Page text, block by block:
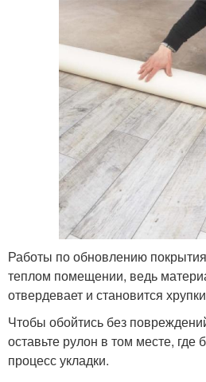
Работы по обновлению
теплом помещении, ведь
отвердевает и становится
Чтобы обойтись без
оставьте рулон в том месте, где
процесс укладки.